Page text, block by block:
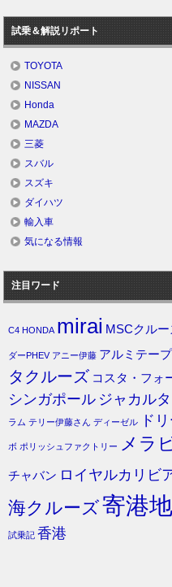
試乗＆解説リポート
TOYOTA
NISSAN
Honda
MAZDA
三菱
スバル
スズキ
ダイハツ
輸入車
気になる情報
注目ワード
C4 HONDA mirai MSCクルー
ダーPHEV アニー伊藤 アルミテープ
タクルーズ コスタ・フォ
シンガポール ジャカルタ
ラム テリー伊藤さん ディーゼル ド
ボ ポリッシュファクトリー メラ
チャバン ロイヤルカリビ
海クルーズ寄港地
試乗記 香港